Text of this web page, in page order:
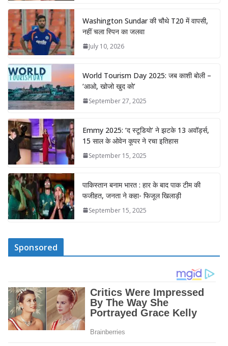
Washington Sundar की चौथे T20 में वापसी,
नहीं चला स्पिन का जलवा
July 10, 2026
World Tourism Day 2025: जब काशी बोली –
‘आओ, खोजो खुद को’
September 27, 2025
Emmy 2025: ‘द स्टूडियो’ ने झटके 13 अवॉर्ड्स,
15 साल के ओवेन कूपर ने रचा इतिहास
September 15, 2025
पाकिस्तान बनाम भारत : हार के बाद पाक टीम की
फजीहत, जनता ने कहा- फिजूल खिलाड़ी
September 15, 2025
Sponsored